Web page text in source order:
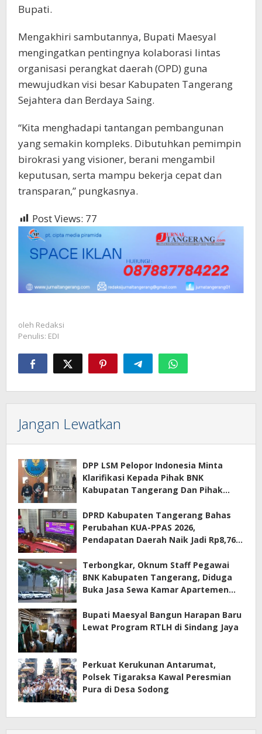
Bupati.
Mengakhiri sambutannya, Bupati Maesyal
mengingatkan pentingnya kolaborasi lintas
organisasi perangkat daerah (OPD) guna
mewujudkan visi besar Kabupaten Tangerang
Sejahtera dan Berdaya Saing.
“Kita menghadapi tantangan pembangunan
yang semakin kompleks. Dibutuhkan pemimpin
birokrasi yang visioner, berani mengambil
keputusan, serta mampu bekerja cepat dan
transparan,” pungkasnya.
Post Views: 77
oleh Redaksi
Penulis: EDI
Jangan Lewatkan
DPP LSM Pelopor Indonesia Minta
Klarifikasi Kepada Pihak BNK
Kabupatan Tangerang Dan Pihak
Terkait Sewa Kamar Per Jam
DPRD Kabupaten Tangerang Bahas
Perubahan KUA-PPAS 2026,
Pendapatan Daerah Naik Jadi Rp8,76
Terbongkar, Oknum Staff Pegawai
BNK Kabupaten Tangerang, Diduga
Buka Jasa Sewa Kamar Apartemen
Bupati Maesyal Bangun Harapan Baru
Lewat Program RTLH di Sindang Jaya
Perkuat Kerukunan Antarumat,
Polsek Tigaraksa Kawal Peresmian
Pura di Desa Sodong